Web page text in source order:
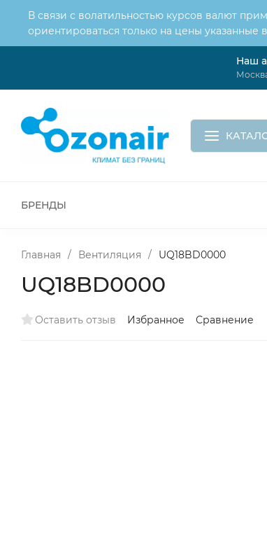
В связи с волатильностью курсов валют
ориентироваться только на цены указанные
Корзина
Наш
БРЕНДЫ
Главная / Вентиляция / UQ18BD0000
UQ18BD0000
Оставить отзыв Избранное Сравнение